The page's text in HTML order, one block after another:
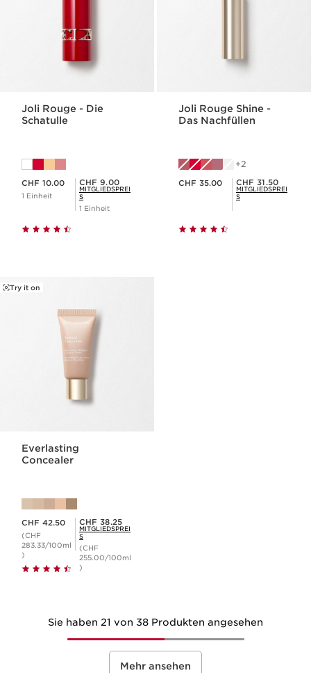
Joli Rouge - Die
Schatulle
CHF 10.00
1 Einheit
Mitgliederpreis CHF 9.00
CHF 9.00
MITGLIEDSPREI
S
1 Einheit
Joli Rouge Shine -
Das Nachfüllen
2
CHF 35.00 Mitgliederpreis CHF 31.50
CHF 31.50
MITGLIEDSPREI
S
Try it on
Everlasting
Concealer
CHF 42.50
(CHF
283.33/100ml
)
Mitgliederpreis CHF 38.25
CHF 38.25
MITGLIEDSPREI
S
(CHF
255.00/100ml
)
Sie haben 21 von 38 Produkten angesehen
Mehr ansehen